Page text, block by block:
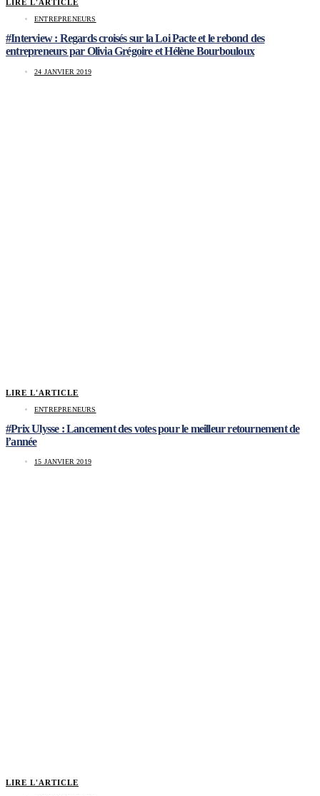
LIRE L'ARTICLE
ENTREPRENEURS
#Interview : Regards croisés sur la Loi Pacte et le rebond des
entrepreneurs par Olivia Grégoire et Hélène Bourbouloux
24 JANVIER 2019
LIRE L'ARTICLE
ENTREPRENEURS
#Prix Ulysse : Lancement des votes pour le meilleur retournement de
l’année
15 JANVIER 2019
LIRE L'ARTICLE